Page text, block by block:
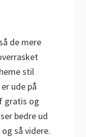
de mere
stil
ude på
gratis og
bedre ud
så videre.